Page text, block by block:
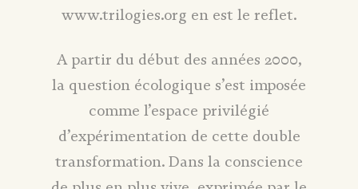
www.trilogies.org en est le reflet.
A partir du début des années 2000,
la question écologique s’est imposée
comme l’espace privilégié
d’expérimentation de cette double
transformation. Dans la conscience